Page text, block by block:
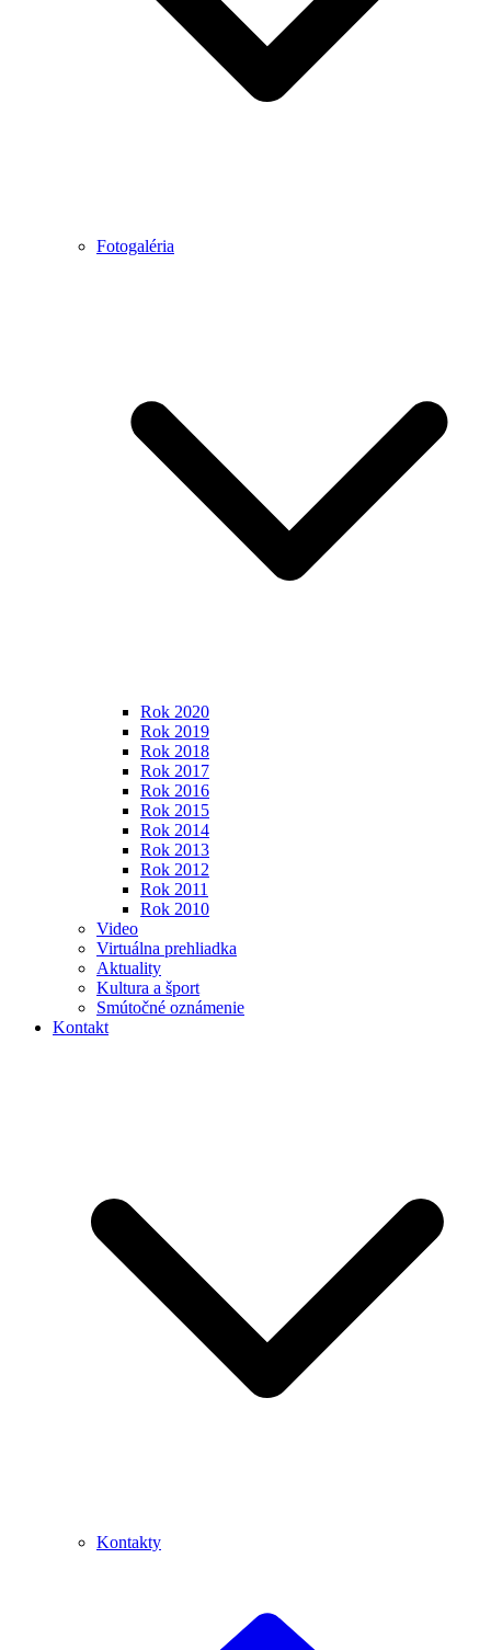
Fotogaléria
Rok 2020
Rok 2019
Rok 2018
Rok 2017
Rok 2016
Rok 2015
Rok 2014
Rok 2013
Rok 2012
Rok 2011
Rok 2010
Video
Virtuálna prehliadka
Aktuality
Kultura a šport
Smútočné oznámenie
Kontakt
Kontakty